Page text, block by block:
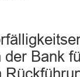
Bank